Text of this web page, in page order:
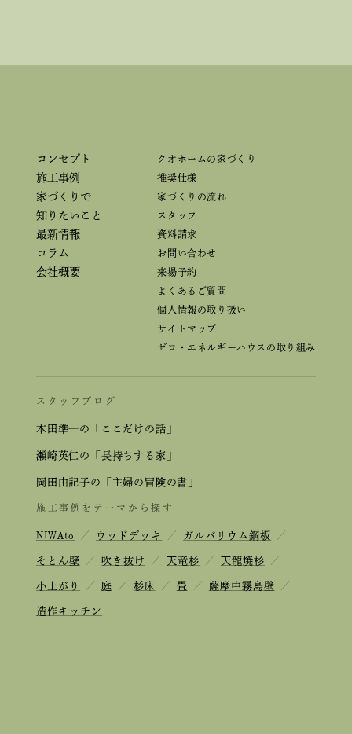
コンセプト
施工事例
家づくりで
知りたいこと
最新情報
コラム
会社概要
クオホームの家づくり
推奨仕様
家づくりの流れ
スタッフ
資料請求
お問い合わせ
来場予約
よくあるご質問
個人情報の取り扱い
サイトマップ
ゼロ・エネルギーハウスの取り組み
スタッフブログ
本田準一の「ここだけの話」
瀬崎英仁の「長持ちする家」
岡田由記子の「主婦の冒険の書」
施工事例をテーマから探す
NIWAto ／ ウッドデッキ ／ ガルバリウム鋼板 ／
そとん壁 ／ 吹き抜け ／ 天竜杉 ／ 天龍焼杉 ／
小上がり ／ 庭 ／ 杉床 ／ 畳 ／ 薩摩中霧島壁 ／
造作キッチン